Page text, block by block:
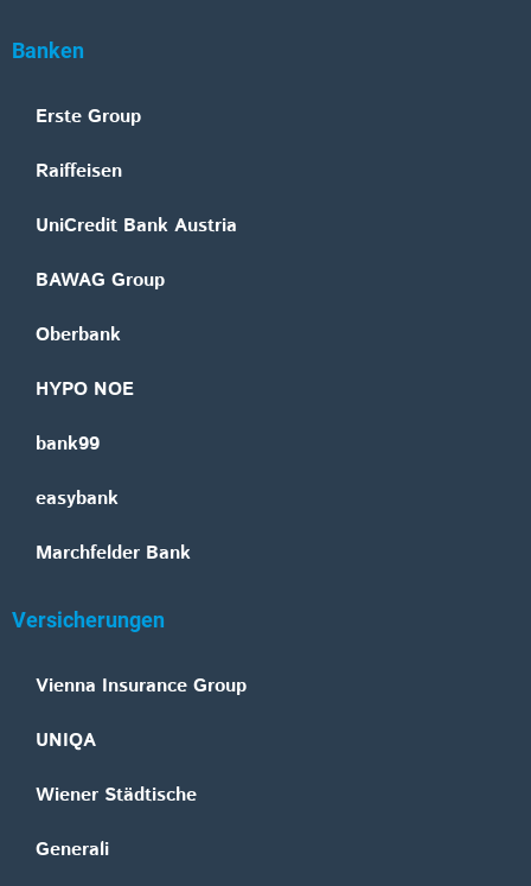
Banken
Erste Group
Raiffeisen
UniCredit Bank Austria
BAWAG Group
Oberbank
HYPO NOE
bank99
easybank
Marchfelder Bank
Versicherungen
Vienna Insurance Group
UNIQA
Wiener Städtische
Generali